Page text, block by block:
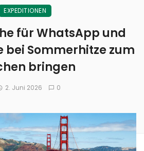
EXPEDITIONEN
für WhatsApp und
bei Sommerhitze zum
bringen
2. Juni 2026 0